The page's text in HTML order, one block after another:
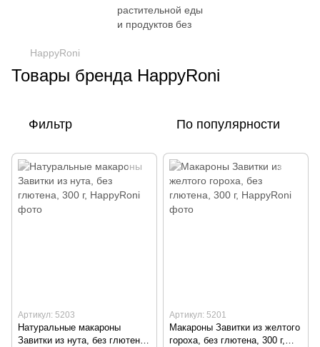
HappyRoni
Товары бренда HappyRoni
Фильтр По популярности
Артикул: 5203
Натуральные макароны
Завитки из нута, без глютена,
Артикул: 5201
Макароны Завитки из желтого
гороха, без глютена, 300 г,